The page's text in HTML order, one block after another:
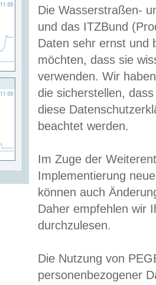
Die Wasserstraßen-
und das ITZBund
Daten sehr ernst und
möchten, dass sie
verwenden. Wir
die sicherstellen,
diese
beachtet werden.
Im Zuge der
Implementierung
können auch
Daher empfehlen wir
durchzulesen.
Die Nutzung von
personenbezogener